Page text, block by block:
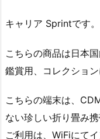
キャリア Sprintです。
こちらの商品は日本
鑑賞用、コレクショ
こちらの端末は、
ない珍しい折り畳み携
ご利用は、WiFiにて